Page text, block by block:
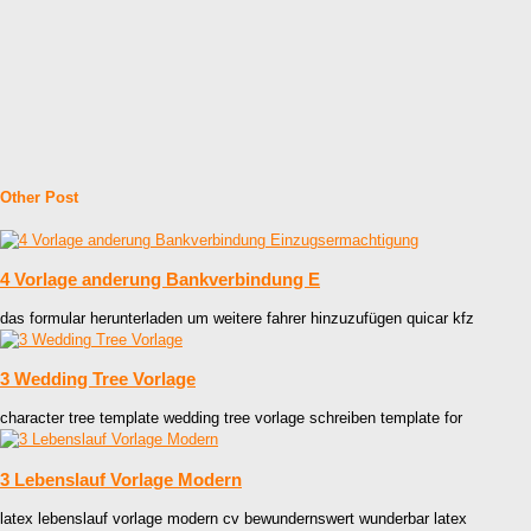
Other Post
4 Vorlage anderung Bankverbindung E
das formular herunterladen um weitere fahrer hinzuzufügen quicar kfz
3 Wedding Tree Vorlage
character tree template wedding tree vorlage schreiben template for
3 Lebenslauf Vorlage Modern
latex lebenslauf vorlage modern cv bewundernswert wunderbar latex